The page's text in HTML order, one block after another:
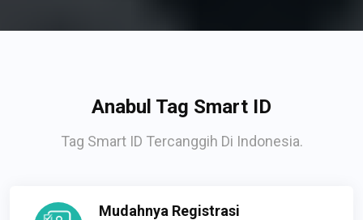
Anabul Tag Smart ID
Tag Smart ID Tercanggih Di Indonesia.
Mudahnya Registrasi